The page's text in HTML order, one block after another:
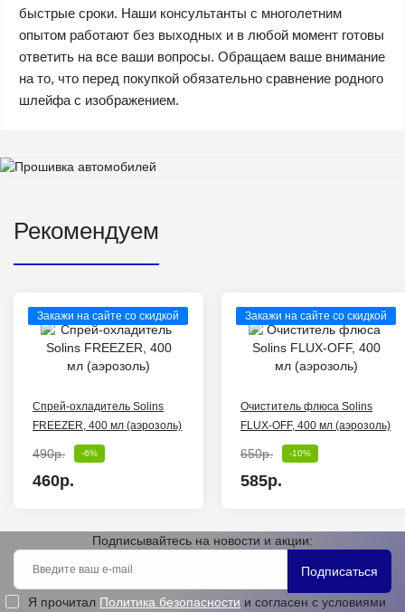
быстрые сроки. Наши консультанты с многолетним
опытом работают без выходных и в любой момент готовы
ответить на все ваши вопросы. Обращаем ваше внимание
на то, что перед покупкой обязательно сравнение родного
шлейфа с изображением.
Рекомендуем
Закажи на сайте со скидкой
Спрей-охладитель Solins
FREEZER, 400 мл (аэрозоль)
490р. -6%
460р.
Закажи на сайте со скидкой
Очиститель флюса Solins
FLUX-OFF, 400 мл (аэрозоль)
650р. -10%
585р.
Подписывайтесь на новости и акции:
Подписаться
Я прочитал Политика безопасности и согласен с условиями